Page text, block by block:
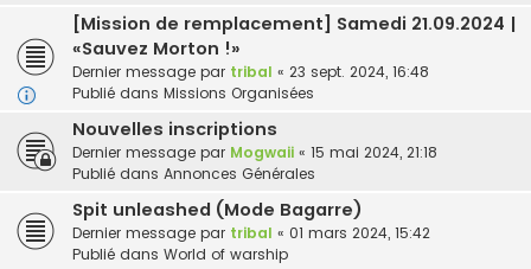
[Mission de remplacement] Samedi 21.09.2024 |
«Sauvez Morton !»
Dernier message par tribal « 23 sept. 2024, 16:48
Publié dans Missions Organisées
Nouvelles inscriptions
Dernier message par Mogwaii « 15 mai 2024, 21:18
Publié dans Annonces Générales
Spit unleashed (Mode Bagarre)
Dernier message par tribal « 01 mars 2024, 15:42
Publié dans World of warship